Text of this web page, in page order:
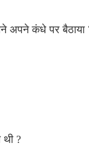
अपने कंधे पर बैठाया
?